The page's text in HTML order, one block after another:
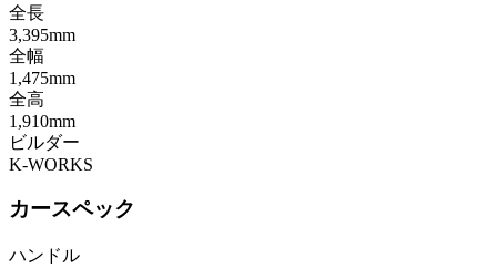
全長
3,395mm
全幅
1,475mm
全高
1,910mm
ビルダー
K-WORKS
カースペック
ハンドル